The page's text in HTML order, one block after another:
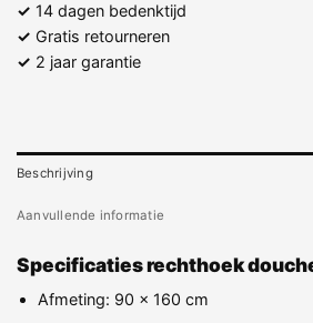
✓ 14 dagen bedenktijd
✓ Gratis retourneren
✓ 2 jaar garantie
Beschrijving
Aanvullende informatie
Specificaties rechthoek
Afmeting: 90 x 160 cm